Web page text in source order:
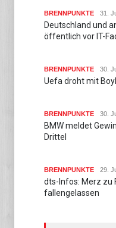
BRENNPUNKTE 31.
Deutschland und
öffentlich vor IT-
BRENNPUNKTE 30.
Uefa droht mit
BRENNPUNKTE 30.
BMW meldet
Drittel
BRENNPUNKTE 29.
dts-Infos: Merz zu
fallengelassen